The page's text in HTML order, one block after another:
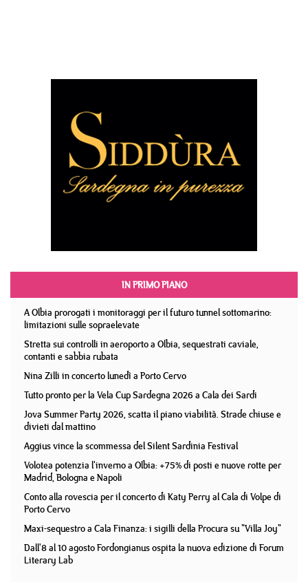
IN PRIMO PIANO
A Olbia prorogati i monitoraggi per il futuro tunnel sottomarino:
limitazioni sulle sopraelevate
Stretta sui controlli in aeroporto a Olbia, sequestrati caviale,
contanti e sabbia rubata
Nina Zilli in concerto lunedì a Porto Cervo
Tutto pronto per la Vela Cup Sardegna 2026 a Cala dei Sardi
Jova Summer Party 2026, scatta il piano viabilità. Strade chiuse e
divieti dal mattino
Aggius vince la scommessa del Silent Sardinia Festival
Volotea potenzia l'inverno a Olbia: +75% di posti e nuove rotte per
Madrid, Bologna e Napoli
Conto alla rovescia per il concerto di Katy Perry al Cala di Volpe di
Porto Cervo
Maxi-sequestro a Cala Finanza: i sigilli della Procura su "Villa Joy"
Dall'8 al 10 agosto Fordongianus ospita la nuova edizione di Forum
Literary Lab